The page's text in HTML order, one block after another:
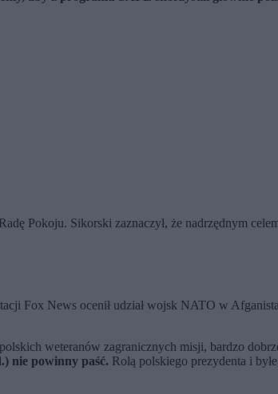
Pokoju. Sikorski zaznaczył, że nadrzędnym
Fox News ocenił udział wojsk NATO w
weteranów zagranicznych misji, bardzo
nie powinny paść. Rolą polskiego prezydenta i